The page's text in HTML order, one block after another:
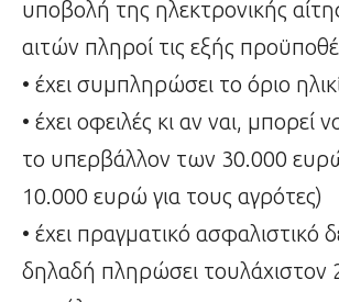
υποβολή της ηλεκτρονικής
αιτών πληροί τις εξής
• έχει συμπληρώσει το όριο
• έχει οφειλές κι αν ναι, μπορεί
το υπερβάλλον των 30.000
10.000 ευρώ για τους αγρότες)
• έχει πραγματικό ασφαλιστικό
δηλαδή πληρώσει τουλάχιστον